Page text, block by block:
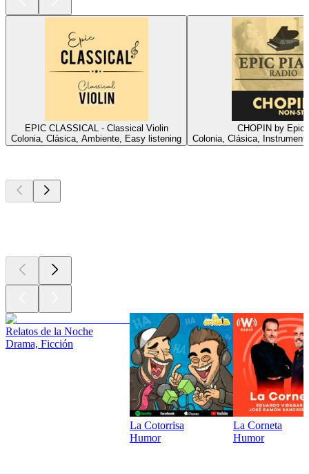
EPIC CLASSICAL - Classical Violin
Colonia, Clásica, Ambiente, Easy listening
CHOPIN by Epic
Colonia, Clásica,
Relatos de la Noche
Drama, Ficción
La Cotorrisa
Humor
La Corneta
Humor